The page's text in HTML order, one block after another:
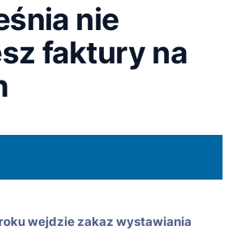
nie
faktury na
wejdzie zakaz wystawiania